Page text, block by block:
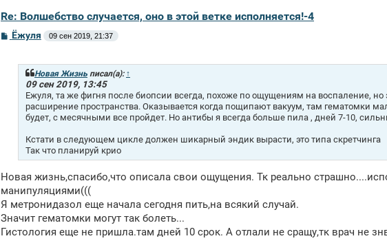
Re: Волшебство случается, оно в этой ветке исполняется!-4
СЁжуля 09 сен 2019, 21:37
Новая Жизнь писал(а): ↑
09 сен 2019, 13:45
Ежуля, та же фигня после биопсии всегда, похоже по ощущениям на воспаление,
расширение пространства. Оказывается когда пощипают вакуум, там гематомки
будет, с месячными все пройдет. Но антибы я всегда больше пила , дней 7-10,
Кстати в следующем цикле должен шикарный эндик вырасти, это типа скретчинга
Так что планируй крио
Новая жизнь,спасибо,что описала свои ощущения. Тк реально
манипуляциями(((
Я метронидазол еще начала сегодня пить,на всякий случай.
Значит гематомки могут так болеть...
Гистология еще не пришла.там дней 10 срок. А отлали не сращу,тк врач не